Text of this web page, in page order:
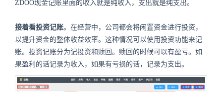
ZDOO现金记账里面的收入就是纯收入，支出就是纯支出。
接着看投资记账。在经营中，公司都会将闲置资金进行投资，
以提升资金的整体收益效率。这种情况可以使用投资功能来记
账。投资记账分为记投资和赎回。赎回的时候可以有盈亏。如
果盈利的话记录为收入，如果有亏损的话，记录为支出。